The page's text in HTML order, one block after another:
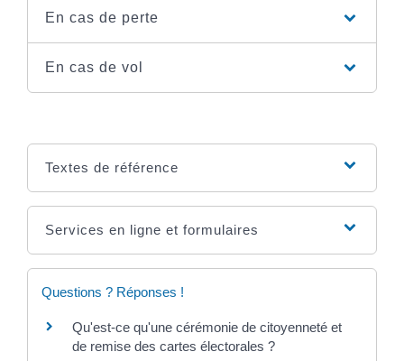
En cas de perte
En cas de vol
Textes de référence
Services en ligne et formulaires
Questions ? Réponses !
Qu'est-ce qu'une cérémonie de citoyenneté et
de remise des cartes électorales ?